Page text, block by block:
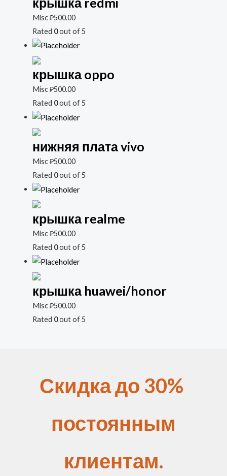
Misc₽500.00
Rated 0out of 5
крышка oppo
Misc₽500.00
Rated 0out of 5
нижняя плата vivo
Misc₽500.00
Rated 0out of 5
крышка realme
Misc₽500.00
Rated 0out of 5
крышка huawei/honor
Misc₽500.00
Rated 0out of 5
Скидка до 30%
постоянным
клиентам.